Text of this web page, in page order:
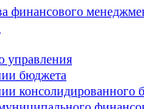
финансового
управления
бюджета
консолидированного